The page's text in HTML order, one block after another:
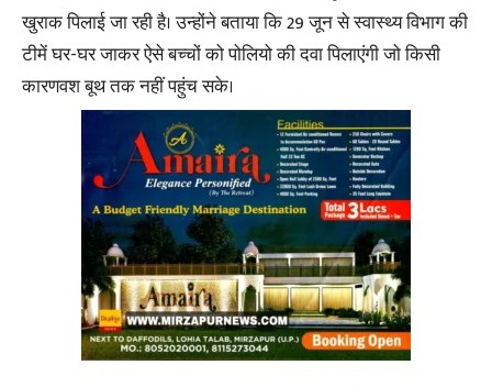
खुराक पिलाई जा रही है। उन्होंने बताया कि 29 जून से स्वास्थ्य विभाग की
टीमें घर-घर जाकर ऐसे बच्चों को पोलियो की दवा पिलाएंगी जो किसी
कारणवश बूथ तक नहीं पहुंच सके।